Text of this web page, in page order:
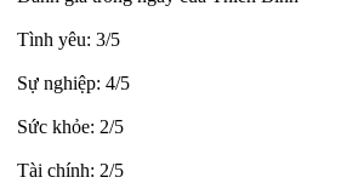
Tình yêu: 3/5
Sự nghiệp: 4/5
Sức khỏe: 2/5
Tài chính: 2/5